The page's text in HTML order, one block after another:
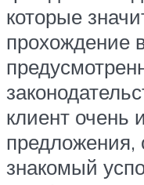
которые
прохождение
клиент очень
предложения,
знакомый